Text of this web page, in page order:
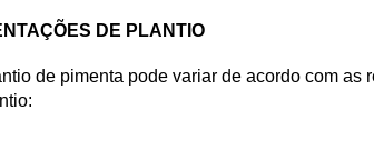
DE PLANTIO
de pimenta pode variar de acordo com